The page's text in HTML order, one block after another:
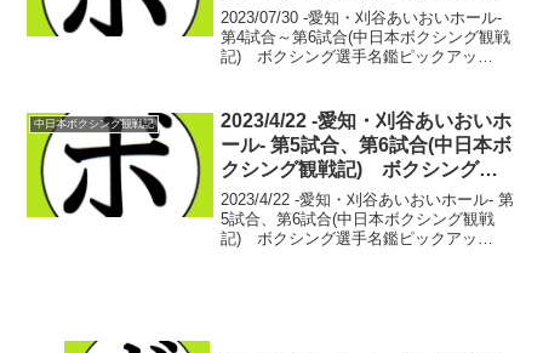
選手名鑑ピックアップ！
2023/07/30 -愛知・刈谷あいおいホール-
第4試合～第6試合(中日本ボクシング観戦
記) ボクシング選手名鑑ピックアッ
2戦1敗1分月田 翔一郎...
中日本ボクシング観戦記
2023/4/22 -愛知・刈谷あいおいホ
ール- 第5試合、第6試合(中日本ボ
クシング観戦記) ボクシング選
手名鑑ピックアップ！
2023/4/22 -愛知・刈谷あいおいホール- 第
5試合、第6試合(中日本ボクシング観戦
記) ボクシング選手名鑑ピックアッ